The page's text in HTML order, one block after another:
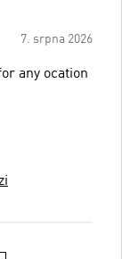
7. srpna 2026
any ocation